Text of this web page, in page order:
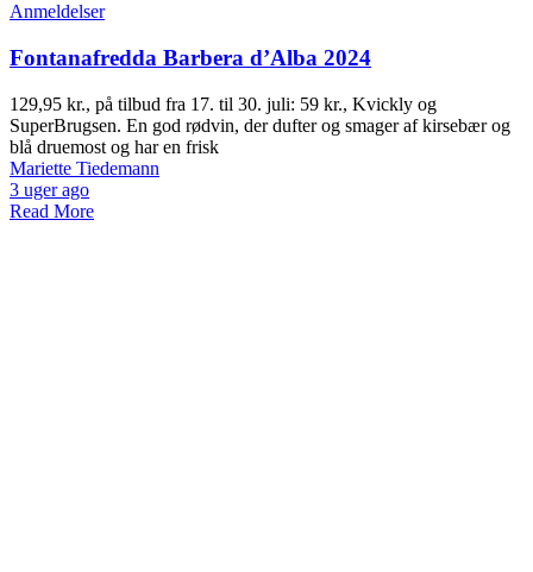
Anmeldelser
Fontanafredda Barbera d’Alba 2024
129,95 kr., på tilbud fra 17. til 30. juli: 59 kr., Kvickly og
SuperBrugsen. En god rødvin, der dufter og smager af kirsebær og
blå druemost og har en frisk
Mariette Tiedemann
3 uger ago
Read More